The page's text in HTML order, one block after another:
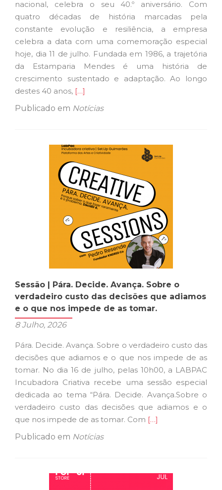
nacional, celebra o seu 40.º aniversário. Com
quatro décadas de história marcadas pela
constante evolução e resiliência, a empresa
celebra a data com uma comemoração especial
hoje, dia 11 de julho. Fundada em 1986, a trajetória
da Estamparia Mendes é uma história de
crescimento sustentado e adaptação. Ao longo
destes 40 anos, Ler
mais
40
anos
de
inovação
e
excelência
no
setor
têxtil
[…]
Publicado em Notícias
Sessão | Pára. Decide. Avança. Sobre o
verdadeiro custo das decisões que adiamos
e o que nos impede de as tomar.
8 Julho, 2026
Pára. Decide. Avança. Sobre o verdadeiro custo das
decisões que adiamos e o que nos impede de as
tomar. No dia 16 de julho, pelas 10h00, a LABPAC
Incubadora Criativa recebe uma sessão especial
dedicada ao tema “Pára. Decide. Avança.Sobre o
verdadeiro custo das decisões que adiamos e o
que nos impede de as tomar. Com Ler
Decide.
[…]
Publicado em Notícias